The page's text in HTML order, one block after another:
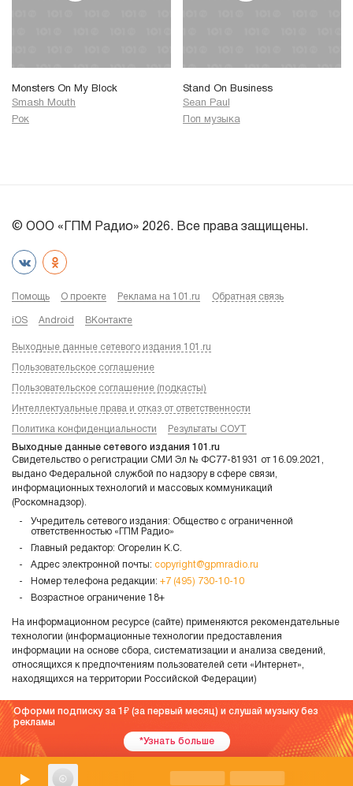
Monsters On My Block
Smash Mouth
Рок
Stand On Business
Sean Paul
Поп музыка
© ООО «ГПМ Радио» 2026. Все права защищены.
Помощь О проекте Реклама на 101.ru Обратная связь
iOS Android ВКонтакте
Выходные данные сетевого издания 101.ru
Пользовательское соглашение
Пользовательское соглашение (подкасты)
Интеллектуальные права и отказ от ответственности
Политика конфиденциальности Результаты СОУТ
Выходные данные сетевого издания 101.ru
Свидетельство о регистрации СМИ Эл № ФС77-81931 от 16.09.2021,
выдано Федеральной службой по надзору в сфере связи,
информационных технологий и массовых коммуникаций
(Роскомнадзор).
Учредитель сетевого издания: Общество с ограниченной
ответственностью «ГПМ Радио»
Главный редактор: Огорелин К.С.
Адрес электронной почты: copyright@gpmradio.ru
Номер телефона редакции: +7 (495) 730-10-10
Возрастное ограничение 18+
На информационном ресурсе (сайте) применяются рекомендательные
технологии (информационные технологии предоставления
информации на основе сбора, систематизации и анализа сведений,
относящихся к предпочтениям пользователей сети «Интернет»,
находящихся на территории Российской Федерации)
Оформи подписку за 1
(за первый месяц) и слушай музыку без
рекламы
*Узнать больше